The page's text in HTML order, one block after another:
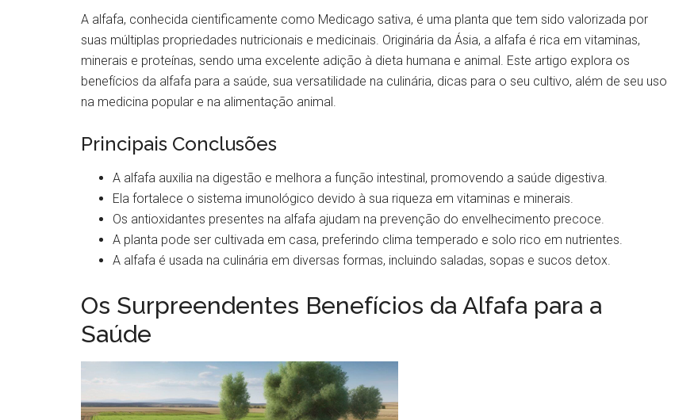
A alfafa, conhecida cientificamente como Medicago sativa, é uma planta que tem sido valorizada por
suas múltiplas propriedades nutricionais e medicinais. Originária da Ásia, a alfafa é rica em vitaminas,
minerais e proteínas, sendo uma excelente adição à dieta humana e animal. Este artigo explora os
benefícios da alfafa para a saúde, sua versatilidade na culinária, dicas para o seu cultivo, além de seu uso
na medicina popular e na alimentação animal.
Principais Conclusões
A alfafa auxilia na digestão e melhora a função intestinal, promovendo a saúde digestiva.
Ela fortalece o sistema imunológico devido à sua riqueza em vitaminas e minerais.
Os antioxidantes presentes na alfafa ajudam na prevenção do envelhecimento precoce.
A planta pode ser cultivada em casa, preferindo clima temperado e solo rico em nutrientes.
A alfafa é usada na culinária em diversas formas, incluindo saladas, sopas e sucos detox.
Os Surpreendentes Benefícios da Alfafa para a
Saúde